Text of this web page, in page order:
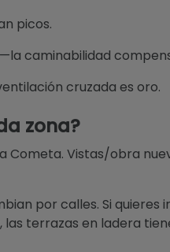
picos.
caminabilidad
cruzada es oro.
zona?
Cometa. Vistas/obra
por calles. Si
las terrazas en ladera